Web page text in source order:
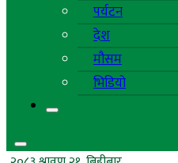
पर्यटन
देश
मौसम
भिडियो